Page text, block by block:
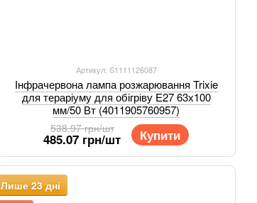
Артикул: S1111126087
Інфрачервона лампа розжарювання Trixie
для тераріуму для обігріву E27 63х100
мм/50 Вт (4011905760957)
538.97 грн/шт
485.07 грн/шт Купити
Лише 23 дні